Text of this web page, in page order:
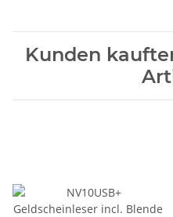
Kunden